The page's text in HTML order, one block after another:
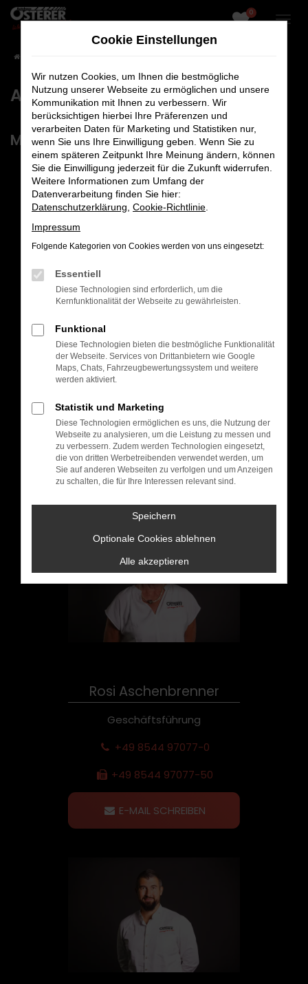
Zum
0
Ansprechpartner
Management/GF
Josef sen. Aschenbrenner
+49 8544 97077-0
+49 8544 97077-50
E-MAIL SCHREIBEN
Rosi Aschenbrenner
Geschäftsführung
+49 8544 97077-0
+49 8544 97077-50
E-MAIL SCHREIBEN
Cookie Einstellungen
Wir nutzen Cookies, um Ihnen die bestmögliche
Nutzung unserer Webseite zu ermöglichen und unsere
Kommunikation mit Ihnen zu verbessern. Wir
berücksichtigen hierbei Ihre Präferenzen und
verarbeiten Daten für Marketing und Statistiken nur,
wenn Sie uns Ihre Einwilligung geben. Wenn Sie zu
einem späteren Zeitpunkt Ihre Meinung ändern, können
Sie die Einwilligung jederzeit für die Zukunft widerrufen.
Weitere Informationen zum Umfang der
Datenverarbeitung finden Sie hier:
Datenschutzerklärung Cookie-Richtlinie
Impressum
Folgende Kategorien von Cookies werden von uns eingesetzt:
Essentiell
Diese Technologien sind erforderlich, um die
Kernfunktionalität der Webseite zu gewährleisten.
Funktional
Diese Technologien bieten die bestmögliche Funktionalität
der Webseite. Services von Drittanbietern wie Google
Maps, Chats, Fahrzeugbewertungssystem und weitere
werden aktiviert.
Statistik und Marketing
Diese Technologien ermöglichen es uns, die Nutzung der
Webseite zu analysieren, um die Leistung zu messen und
zu verbessern. Zudem werden Technologien eingesetzt,
die von dritten Werbetreibenden verwendet werden, um
Sie auf anderen Webseiten zu verfolgen und um Anzeigen
zu schalten, die für Ihre Interessen relevant sind.
Speichern
Optionale Cookies ablehnen
Alle akzeptieren